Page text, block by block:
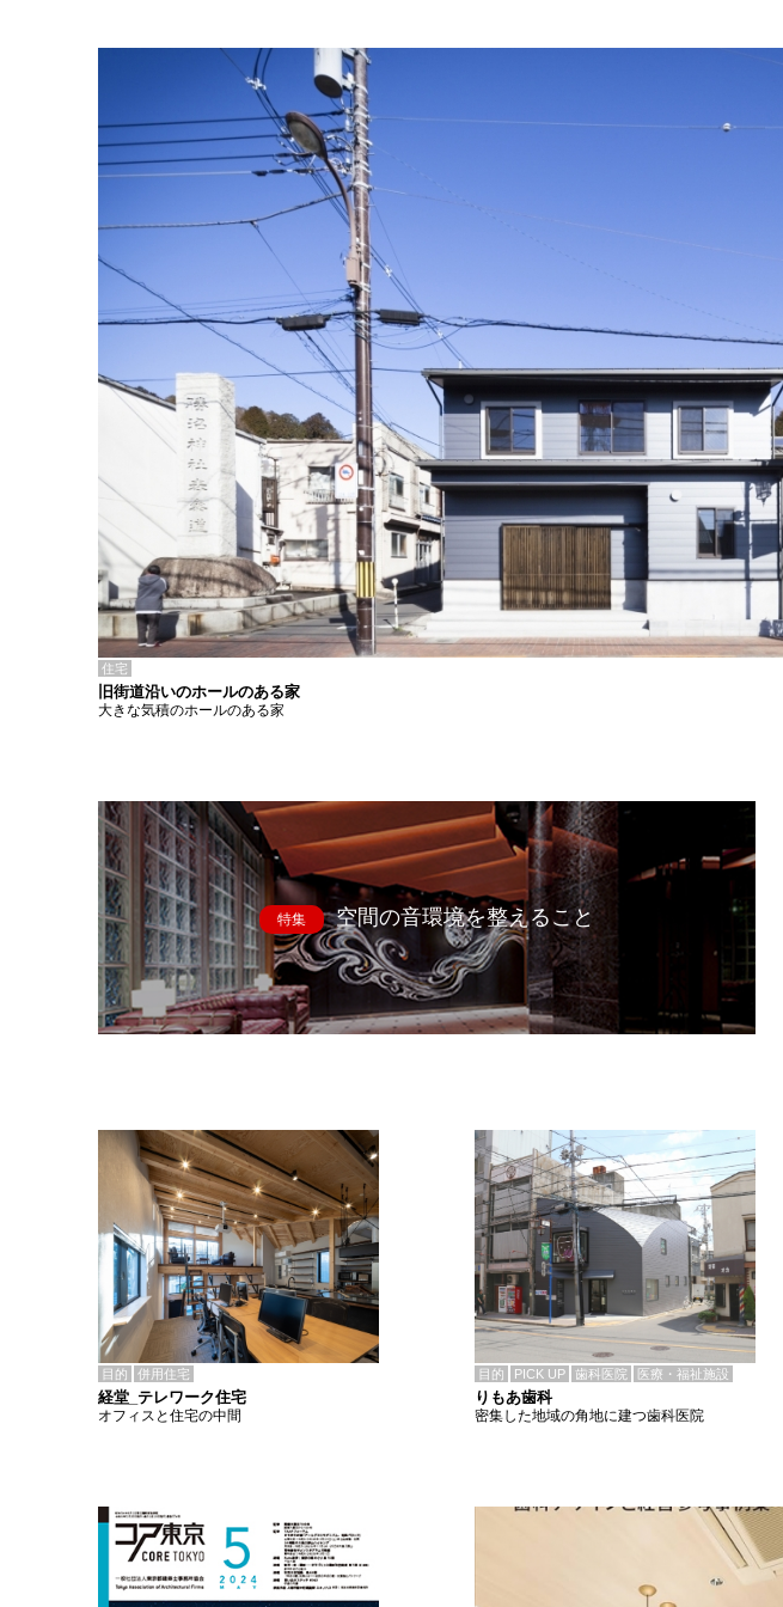
住宅
旧街道沿いのホールのある家
大きな気積のホールのある家
特集 空間の音環境を整えること
目的 併用住宅
経堂_テレワーク住宅
オフィスと住宅の中間
目的 PICK UP 歯科医院 医療・福祉施設
りもあ歯科
密集した地域の角地に建つ歯科医院